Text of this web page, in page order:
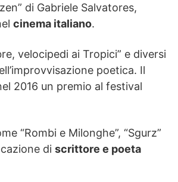
di Gabriele Salvatores,
cinema italiano.
velocipedi ai Tropici” e diversi
poetica. Il
2016 un premio al festival
“Rombi e Milonghe”, “Sgurz”
di scrittore e poeta